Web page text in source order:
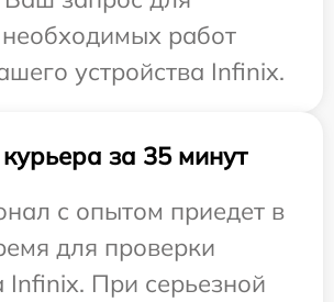
работ
устройства Infinix.
за 35 минут
с опытом приедет в
для проверки
Infinix. При серьезной